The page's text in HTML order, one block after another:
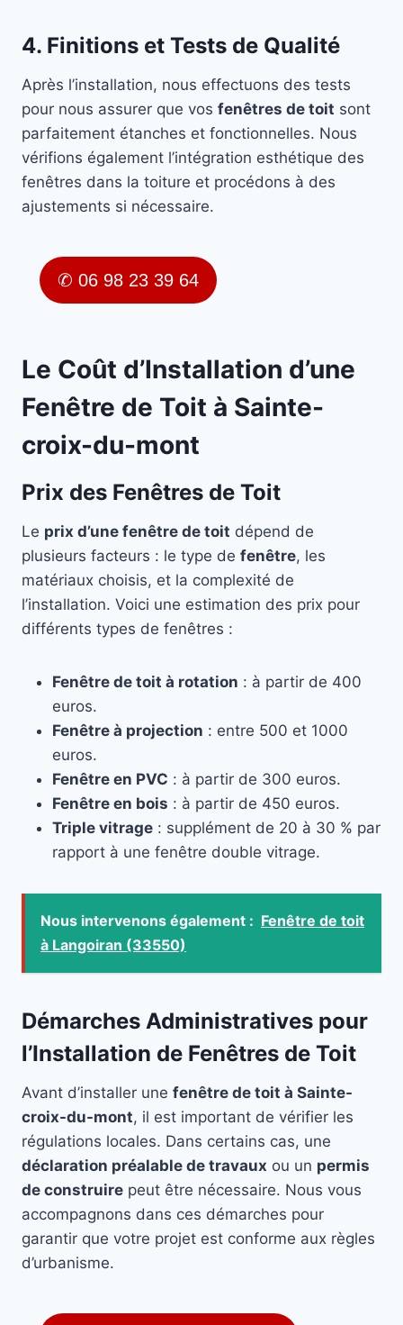
4. Finitions et Tests de Qualité
Après l’installation, nous effectuons des tests
pour nous assurer que vos fenêtres de toit sont
parfaitement étanches et fonctionnelles. Nous
vérifions également l’intégration esthétique des
fenêtres dans la toiture et procédons à des
ajustements si nécessaire.
✆ 06 98 23 39 64
Le Coût d’Installation d’une
Fenêtre de Toit à Sainte-
croix-du-mont
Prix des Fenêtres de Toit
Le prix d’une fenêtre de toit dépend de
plusieurs facteurs : le type de fenêtre, les
matériaux choisis, et la complexité de
l’installation. Voici une estimation des prix pour
différents types de fenêtres :
Fenêtre de toit à rotation : à partir de 400
euros.
Fenêtre à projection : entre 500 et 1000
euros.
Fenêtre en PVC : à partir de 300 euros.
Fenêtre en bois : à partir de 450 euros.
Triple vitrage : supplément de 20 à 30 % par
rapport à une fenêtre double vitrage.
Nous intervenons également : Fenêtre de toit
à Langoiran (33550)
Démarches Administratives pour
l’Installation de Fenêtres de Toit
Avant d’installer une fenêtre de toit à Sainte-
croix-du-mont, il est important de vérifier les
régulations locales. Dans certains cas, une
déclaration préalable de travaux ou un permis
de construire peut être nécessaire. Nous vous
accompagnons dans ces démarches pour
garantir que votre projet est conforme aux règles
d’urbanisme.